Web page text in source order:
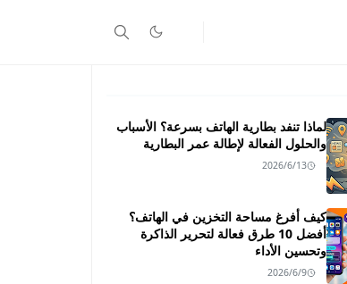
لماذا تنفد بطارية الهاتف بسرعة؟ الأسباب
والحلول الفعالة لإطالة عمر البطارية
2026/6/13
كيف أفرغ مساحة التخزين في الهاتف؟
أفضل 10 طرق فعالة لتحرير الذاكرة
وتحسين الأداء
2026/6/9